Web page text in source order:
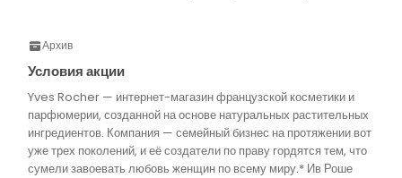
Архив
Условия акции
Yves Rocher — интернет-магазин французской косметики и
парфюмерии, созданной на основе натуральных растительных
ингредиентов. Компания — семейный бизнес на протяжении вот
уже трех поколений, и её создатели по праву гордятся тем, что
сумели завоевать любовь женщин по всему миру.* Ив Роше